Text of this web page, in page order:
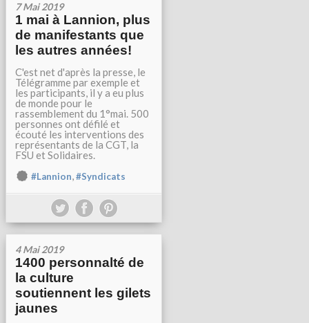
7 Mai 2019
1 mai à Lannion, plus
de manifestants que
les autres années!
C'est net d'après la presse, le
Télégramme par exemple et
les participants, il y a eu plus
de monde pour le
rassemblement du 1°mai. 500
personnes ont défilé et
écouté les interventions des
représentants de la CGT, la
FSU et Solidaires.
#Lannion,#Syndicats
4 Mai 2019
1400 personnalté de
la culture
soutiennent les gilets
jaunes